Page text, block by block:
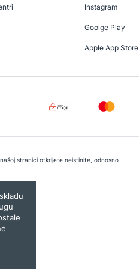
Instagram
Goolge Play
Apple App Store
stranici otkrijete neistinite, odnosno